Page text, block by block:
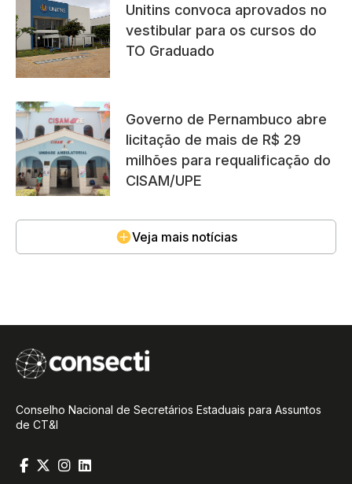
Unitins convoca aprovados no
vestibular para os cursos do
TO Graduado
Governo de Pernambuco abre
licitação de mais de R$ 29
milhões para requalificação do
CISAM/UPE
Veja mais notícias
Conselho Nacional de Secretários Estaduais para Assuntos
de CT&I